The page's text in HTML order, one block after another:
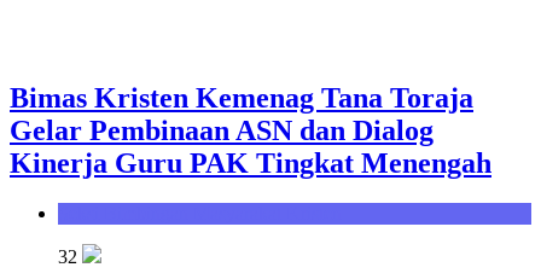
Bimas Kristen Kemenag Tana Toraja
Gelar Pembinaan ASN dan Dialog
Kinerja Guru PAK Tingkat Menengah
32